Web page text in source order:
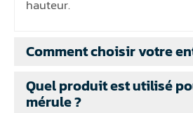
hauteur.
Comment choisir votre
Quel produit est utilisé
mérule ?